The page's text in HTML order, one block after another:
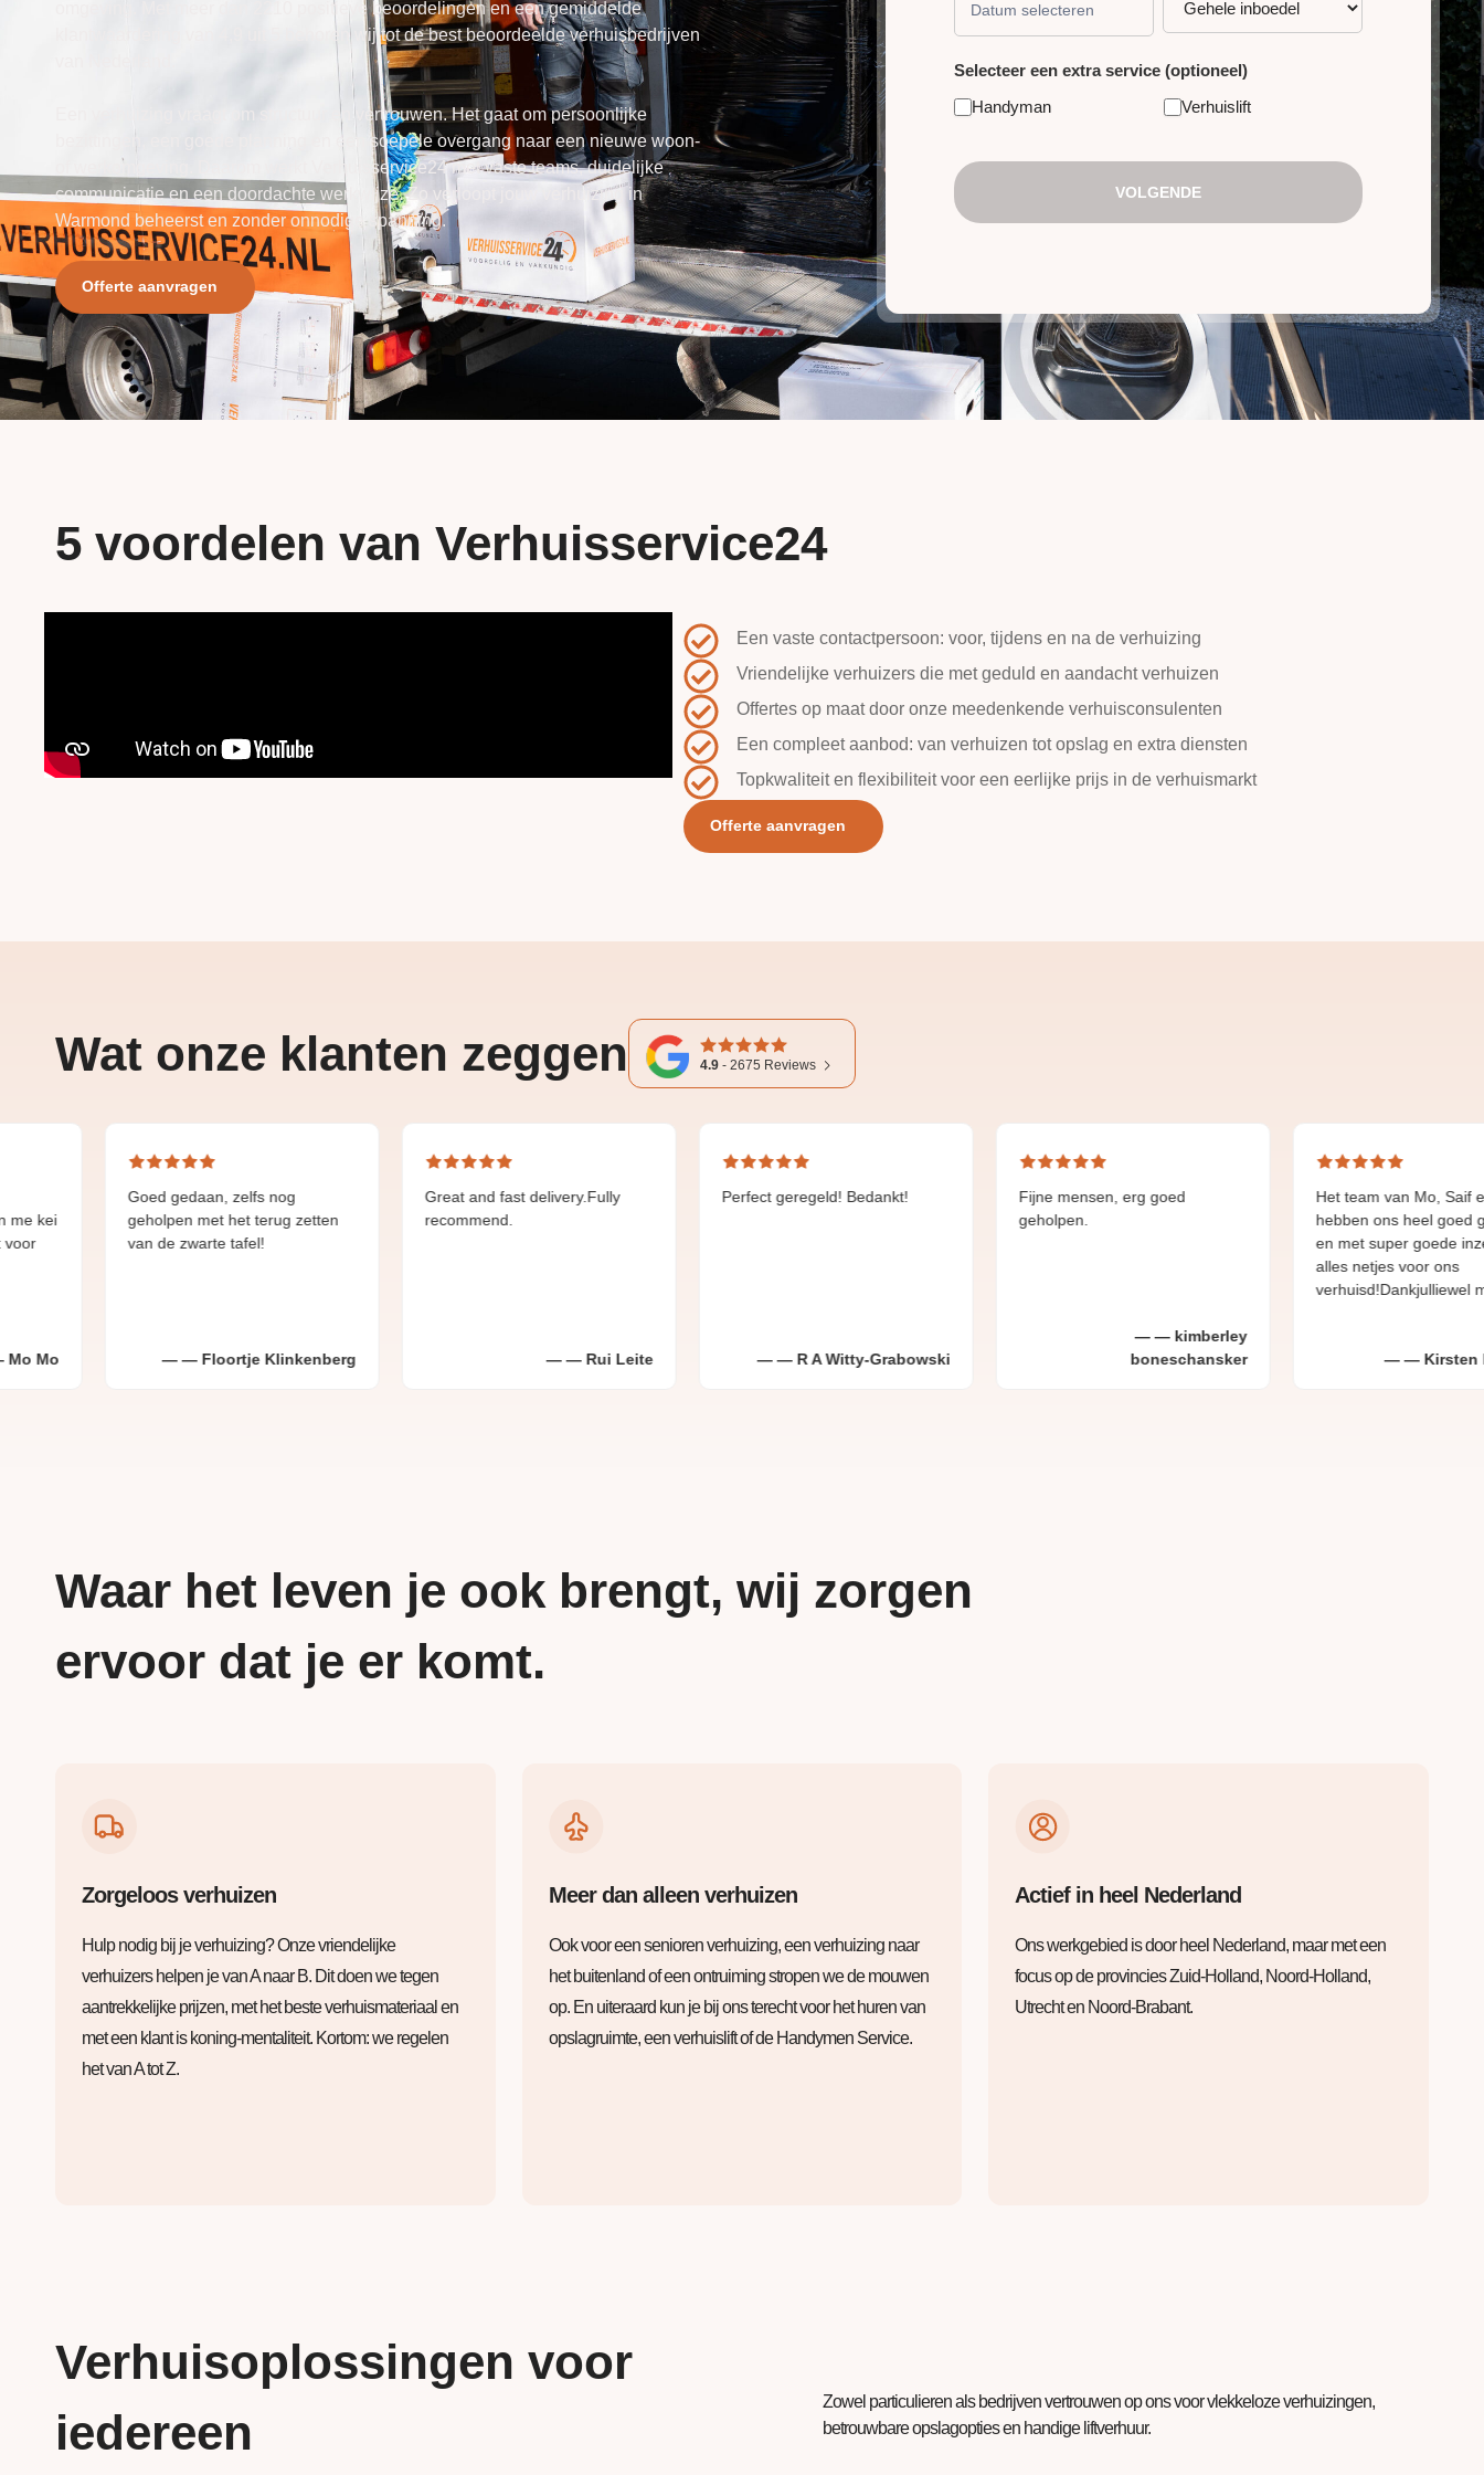
omgeving. Met meer dan 2210 positieve beoordelingen en een gemiddelde
klantwaardering van 4,9 uit 5 behoren wij tot de best beoordeelde verhuisbedrijven
Een verhuizing vraagt om structuur en vertrouwen. Het gaat om persoonlijke
bezittingen, een goede planning en een soepele overgang naar een nieuwe woon-
of werkomgeving. Daarom werkt Verhuisservice24 met vaste teams, duidelijke
communicatie en een doordachte werkwijze. Zo verloopt jouw verhuizing in
Warmond beheerst en zonder onnodige spanning.
Offerte aanvragen
Selecteer een extra service (optioneel)
Handyman
Verhuislift
VOLGENDE
5 voordelen van Verhuisservice24
Een vaste contactpersoon: voor, tijdens en na de verhuizing
Vriendelijke verhuizers die met geduld en aandacht verhuizen
Offertes op maat door onze meedenkende verhuisconsulenten
Een compleet aanbod: van verhuizen tot opslag en extra diensten
Topkwaliteit en flexibiliteit voor een eerlijke prijs in de verhuismarkt
Offerte aanvragen
Wat onze klanten zeggen 4.9 - 2675 Reviews
Goed gedaan, zelfs nog
geholpen met het terug zetten
van de zwarte tafel!
Floortje Klinkenberg
Great and fast delivery.Fully
recommend.
Rui Leite
Perfect geregeld! Bedankt!
R A Witty-Grabowski
Fijne mensen, erg goed
geholpen.
kimberley
boneschansker
Het team van Mo, Saif en Ayoub
hebben ons heel goed geholpen
en met super goede inzet en
alles netjes voor ons
verhuisd!Dankjulliewel mannen!
Kirsten Bommer
Waar het leven je ook brengt, wij zorgen
ervoor dat je er komt.
Zorgeloos verhuizen
Hulp nodig bij je verhuizing? Onze vriendelijke
verhuizers helpen je van A naar B. Dit doen we tegen
aantrekkelijke prijzen, met het beste verhuismateriaal en
met een klant is koning-mentaliteit. Kortom: we regelen
het van A tot Z.
Meer dan alleen verhuizen
Ook voor een senioren verhuizing, een verhuizing naar
het buitenland of een ontruiming stropen we de mouwen
op. En uiteraard kun je bij ons terecht voor het huren van
opslagruimte, een verhuislift of de Handymen Service.
Actief in heel Nederland
Ons werkgebied is door heel Nederland, maar met een
focus op de provincies Zuid-Holland, Noord-Holland,
Utrecht en Noord-Brabant.
Verhuisoplossingen voor
iedereen
Zowel particulieren als bedrijven vertrouwen op ons voor vlekkeloze verhuizingen,
betrouwbare opslagopties en handige liftverhuur.